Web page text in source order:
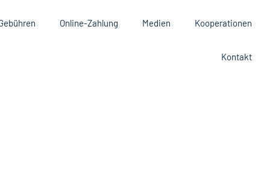
Online-Zahlung Medien Kooperationen
Kontakt